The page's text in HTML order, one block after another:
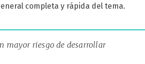
completa y rápida del tema.
mayor riesgo de desarrollar